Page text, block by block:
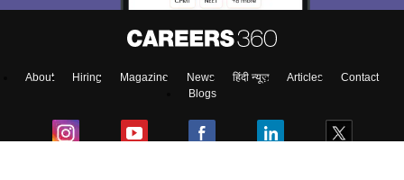
About Hiring Magazine News हिंदी न्यूज़ Articles
Contact
Blogs